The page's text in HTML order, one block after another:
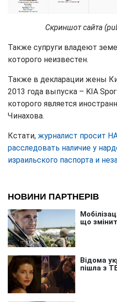
Скриншот сайта
Также супруги владеют
которого неизвестен.
Также в декларации жены
2013 года выпуска – KIA
которого является
Чинахова.
Кстати, журналист просит
расследовать наличие у
израильского паспорта и